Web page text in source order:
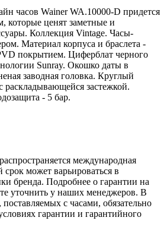
часов Wainer WA.10000-D придется
которые ценят заметные и
Коллекция Vintage. Часы-
Материал корпуса и браслета -
покрытием. Циферблат черного
Sunray. Окошко даты в
заводная головка. Круглый
раскладывающейся застежкой.
- 5 бар.
международная
может варьироваться в
бренда. Подробнее о гарантии на
уточнить у наших менеджеров. В
с часами, обязательно
гарантии и гарантийного